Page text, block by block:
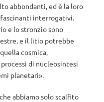
abbondanti, ed è la loro
interrogativi.
e lo stronzio sono
e il litio potrebbe
cosmica,
di nucleosintesi
planetari».
abbiamo solo scalfito